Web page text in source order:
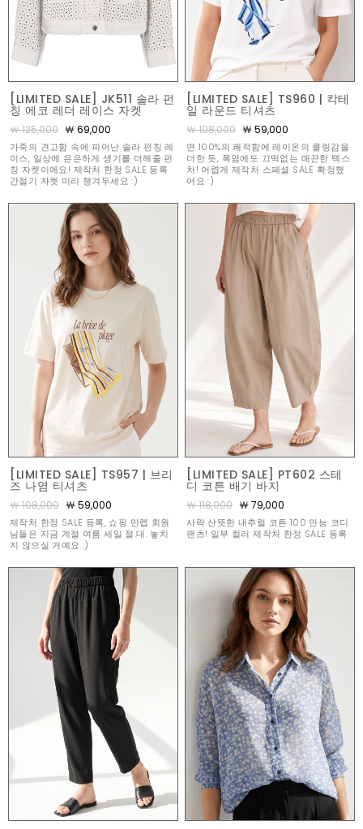
[LIMITED SALE] JK511 솔라 펀
칭 에코 레더 레이스 자켓
￦ 125,000 ￦ 69,000
가죽의 견고함 속에 피어난 솔라 펀칭 레
이스, 일상에 은은하게 생기를 더해줄 펀
칭 자켓이에요! 제작처 한정 SALE 등록
간절기 자켓 미리 챙겨두세요 :)
[LIMITED SALE] TS960 | 칵테
일 라운드 티셔츠
￦ 108,000 ￦ 59,000
면 100%의 쾌적함에 레이온의 쿨링감을
더한 듯, 폭염에도 끄떡없는 매끈한 텍스
처! 어렵게 제작처 스페셜 SALE 확정했
어요 :)
[LIMITED SALE] TS957 | 브리
즈 나염 티셔츠
￦ 108,000 ￦ 59,000
제작처 한정 SALE 등록, 쇼핑 만렙 회원
님들은 지금 계절 여름 세일 절.대. 놓치
지 않으실 거예요 :)
[LIMITED SALE] PT602 스테
디 코튼 배기 바지
￦ 118,000 ￦ 79,000
사락 산뜻한 내추럴 코튼 100 만능 코디
팬츠! 일부 컬러 제작처 한정 SALE 등록